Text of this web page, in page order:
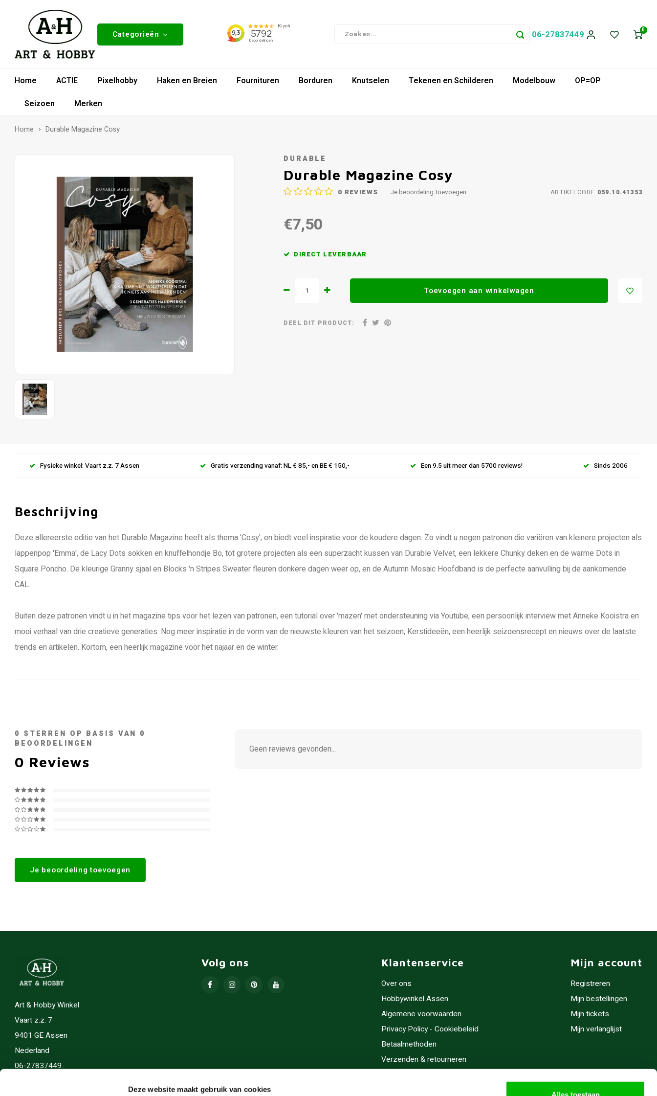
Deze website maakt gebruik van cookies
Categorieën 06-27837449 0
Home ACTIE Pixelhobby Haken en Breien Fournituren Borduren Knutselen Tekenen en Schilderen Modelbouw
OP=OP
Seizoen
Merken
Home Durable Magazine Cosy
DURABLE
Durable Magazine Cosy
0 REVIEWS Je beoordeling toevoegen ARTIKELCODE 059.10.41353
€7,50
DIRECT LEVERBAAR
Toevoegen aan winkelwagen
DEEL DIT PRODUCT:
Fysieke winkel: Vaart z.z. 7 Assen Gratis verzending vanaf: NL € 85,- en BE € 150,- Een 9.5 uit meer dan 5700 reviews! Sinds 2006
Beschrijving
Deze allereerste editie van het Durable Magazine heeft als thema 'Cosy', en biedt veel inspiratie voor de koudere dagen. Zo vindt u negen patronen die variëren van kleinere projecten als
lappenpop 'Emma', de Lacy Dots sokken en knuffelhondje Bo, tot grotere projecten als een superzacht kussen van Durable Velvet, een lekkere Chunky deken en de warme Dots in
Square Poncho. De kleurige Granny sjaal en Blocks 'n Stripes Sweater fleuren donkere dagen weer op, en de Autumn Mosaic Hoofdband is de perfecte aanvulling bij de aankomende
CAL.
Buiten deze patronen vindt u in het magazine tips voor het lezen van patronen, een tutorial over 'mazen' met ondersteuning via Youtube, een persoonlijk interview met Anneke Kooistra en
mooi verhaal van drie creatieve generaties. Nog meer inspiratie in de vorm van de nieuwste kleuren van het seizoen, Kerstideeën, een heerlijk seizoensrecept en nieuws over de laatste
trends en artikelen. Kortom, een heerlijk magazine voor het najaar en de winter.
0 STERREN OP BASIS VAN 0
BEOORDELINGEN
0 Reviews
Je beoordeling toevoegen
Geen reviews gevonden...
Art & Hobby Winkel
Vaart z.z. 7
9401 GE Assen
Nederland
06-27837449.
Volg ons Klantenservice
Over ons
Hobbywinkel Assen
Algemene voorwaarden
Privacy Policy - Cookiebeleid
Betaalmethoden
Verzenden & retourneren
Mijn account
Registreren
Mijn bestellingen
Mijn tickets
Mijn verlanglijst